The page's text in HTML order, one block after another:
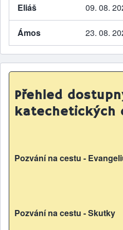
Eliáš 09. 08.
Ámos 23. 08.
Přehled
katechetických
Pozvání na cestu -
Pozvání na cestu - Skutky